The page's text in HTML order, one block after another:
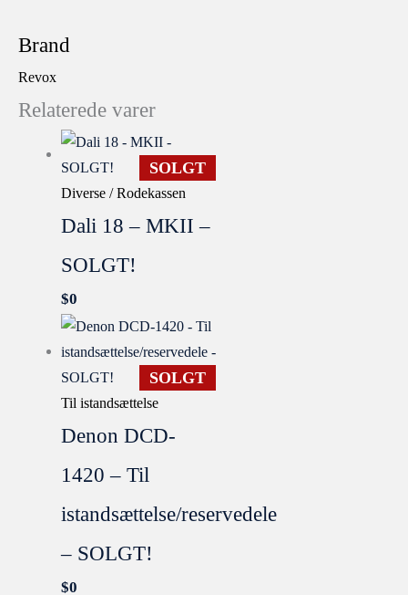
Brand
Revox
Relaterede varer
SOLGT
Diverse / Rodekassen
Dali 18 – MKII –
SOLGT!
$0
SOLGT
Til istandsættelse
Denon DCD-
1420 – Til
istandsættelse/reservedele
– SOLGT!
$0